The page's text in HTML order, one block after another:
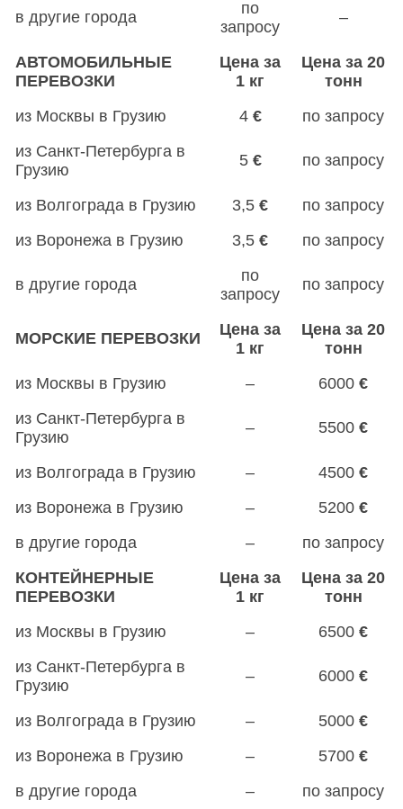
в другие города
по
запросу
–
АВТОМОБИЛЬНЫЕ
ПЕРЕВОЗКИ
Цена за
1 кг
Цена за 20
тонн
из Москвы в Грузию
4 €
по запросу
из Санкт-Петербурга в
Грузию
5 € по запросу
из Волгограда в Грузию 3,5 €
по запросу
из Воронежа в Грузию
3,5 € по запросу
в другие города
по
запросу
по запросу
МОРСКИЕ ПЕРЕВОЗКИ
Цена за
1 кг
Цена за 20
тонн
из Москвы в Грузию
– 6000 €
из Санкт-Петербурга в
Грузию
– 5500 €
из Волгограда в Грузию – 4500 €
из Воронежа в Грузию
– 5200 €
в другие города
–
по запросу
КОНТЕЙНЕРНЫЕ
ПЕРЕВОЗКИ
Цена за
1 кг
Цена за 20
тонн
из Москвы в Грузию
– 6500 €
из Санкт-Петербурга в
Грузию
– 6000 €
из Волгограда в Грузию – 5000 €
из Воронежа в Грузию
– 5700 €
в другие города
– по запросу